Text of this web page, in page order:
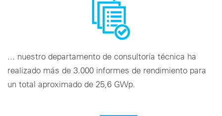
... nuestro departamento de consultoría técnica ha
realizado más de 3.000 informes de rendimiento para
un total aproximado de 25,6 GWp.